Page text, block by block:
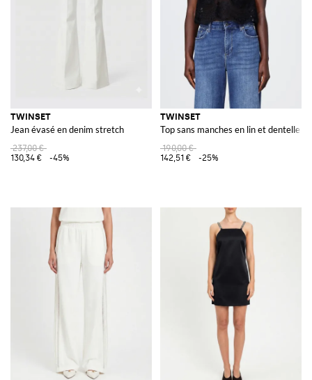
TWINSET
Jean évasé en denim stretch
237,00 €
130,34 €
-45%
TWINSET
Top sans manches en lin et dentelle
190,00 €
142,51 €
-25%